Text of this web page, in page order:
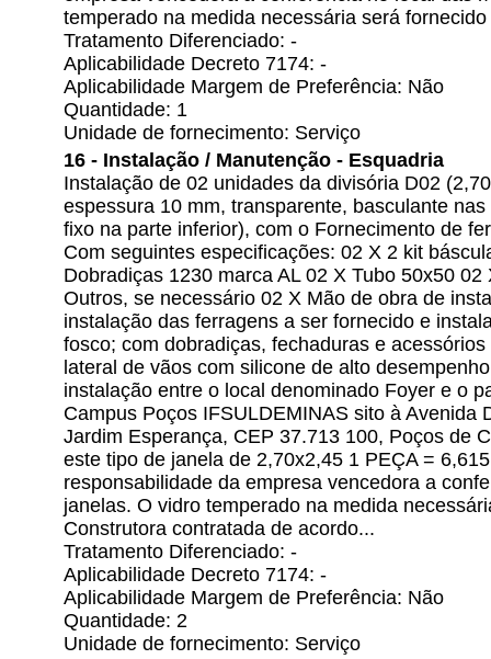
temperado na medida necessária será
Tratamento Diferenciado: -
Aplicabilidade Decreto 7174: -
Aplicabilidade Margem de Preferência: Não
Quantidade: 1
Unidade de fornecimento: Serviço
16 - Instalação / Manutenção - Esquadria
Instalação de 02 unidades da divisória D02
espessura 10 mm, transparente, basculante
fixo na parte inferior), com o Fornecimento de
Com seguintes especificações: 02 X 2 kit
Dobradiças 1230 marca AL 02 X Tubo 50x50
Outros, se necessário 02 X Mão de obra de
instalação das ferragens a ser fornecido e
fosco; com dobradiças, fechaduras e
lateral de vãos com silicone de alto
instalação entre o local denominado Foyer e o
Campus Poços IFSULDEMINAS sito à Avenida
Jardim Esperança, CEP 37.713 100, Poços de
este tipo de janela de 2,70x2,45 1 PEÇA =
responsabilidade da empresa vencedora a
janelas. O vidro temperado na medida
Construtora contratada de acordo...
Tratamento Diferenciado: -
Aplicabilidade Decreto 7174: -
Aplicabilidade Margem de Preferência: Não
Quantidade: 2
Unidade de fornecimento: Serviço